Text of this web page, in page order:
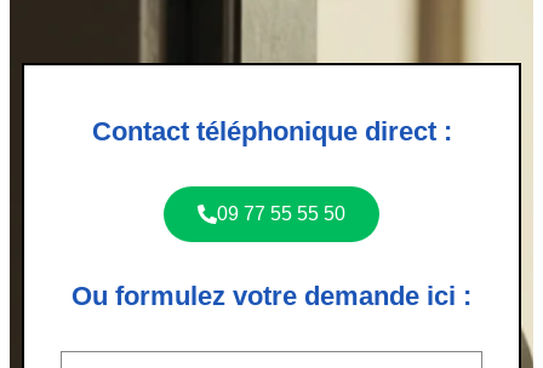
Contact téléphonique direct :
09 77 55 55 50
Ou formulez votre demande ici :